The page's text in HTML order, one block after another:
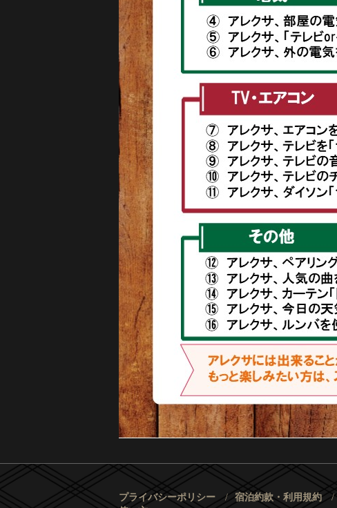
プライバシーポリシー 宿泊約款・利用規約